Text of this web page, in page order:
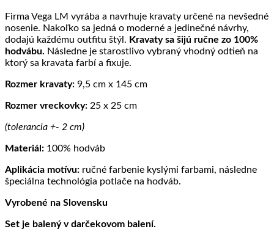
Firma Vega LM vyrába a navrhuje kravaty určené na nevšedné
nosenie. Nakoľko sa jedná o moderné a jedinečné návrhy,
dodajú každému outfitu štýl. Kravaty sa šijú ručne zo 100%
hodvábu. Následne je starostlivo vybraný vhodný odtieň na
ktorý sa kravata farbí a fixuje.
Rozmer kravaty: 9,5 cm x 145 cm
Rozmer vreckovky: 25 x 25 cm
(tolerancia +- 2 cm)
Materiál: 100% hodváb
Aplikácia motívu: ručné farbenie kyslými farbami, následne
špeciálna technológia potlače na hodváb.
Vyrobené na Slovensku
Set je balený v darčekovom balení.